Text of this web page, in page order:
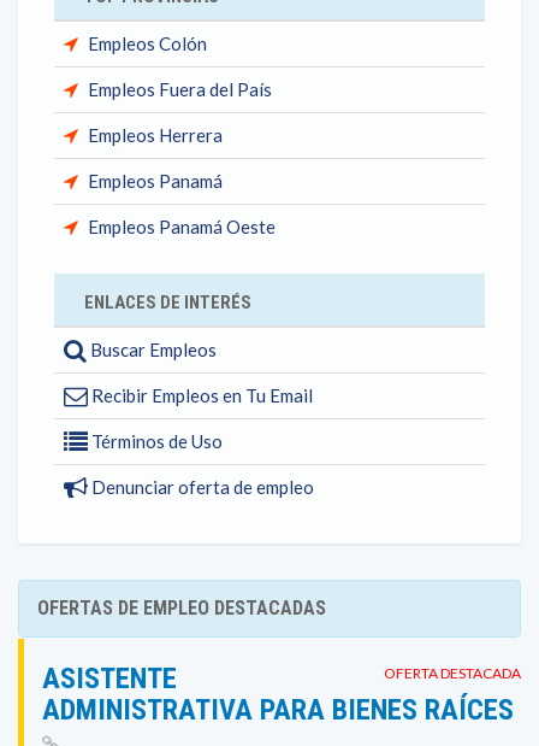
Empleos Colón
Empleos Fuera del País
Empleos Herrera
Empleos Panamá
Empleos Panamá Oeste
ENLACES DE INTERÉS
Buscar Empleos
Recibir Empleos en Tu Email
Términos de Uso
Denunciar oferta de empleo
OFERTAS DE EMPLEO DESTACADAS
OFERTA DESTACADA
ASISTENTE
ADMINISTRATIVA PARA BIENES RAÍCES